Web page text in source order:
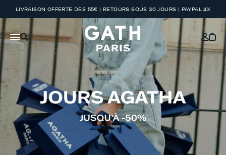
LIVRAISON OFFERTE DÈS 55€ | RETOURS SOUS 30 JOURS | PAYPAL 4X